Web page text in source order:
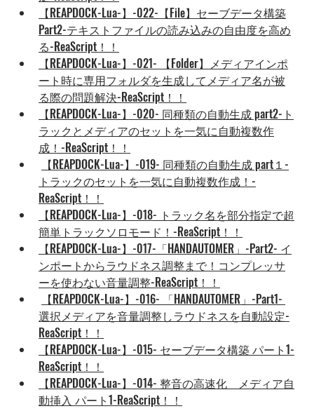
【REAPDOCK-Lua-】-022-【File】セーブデータ構築
Part2-テキストファイルの読み込みの自由度を高め
る-ReaScript！！
【REAPDOCK-Lua-】-021- 【Folder】メディアインポ
ート時に専用フォルダを生成してメディア名が被
る際の問題解決-ReaScript！！
【REAPDOCK-Lua-】-020- 同種類の自動生成 part2-ト
ラックとメディアのセットを一気に自動複数作
成！-ReaScript！！
【REAPDOCK-Lua-】-019- 同種類の自動生成 part１-
トラックのセットを一気に自動複数作成！-
ReaScript！！
【REAPDOCK-Lua-】-018- トラック名を部分指定で超
簡単トラックソロモード！-ReaScript！！
【REAPDOCK-Lua-】-017-「HANDAUTOMER」-Part2- イ
ンポートからラウドネス調整まで！コンプレッサ
ーを使わない音量調整-ReaScript！！
【REAPDOCK-Lua-】-016- 「HANDAUTOMER」-Part1-
選択メディアを音量調整しラウドネスを自動設定-
ReaScript！！
【REAPDOCK-Lua-】-015- セーブデータ構築 パート1-
ReaScript！！
【REAPDOCK-Lua-】-014- 整音の高速化　メディア自
動挿入 パート1-ReaScript！！